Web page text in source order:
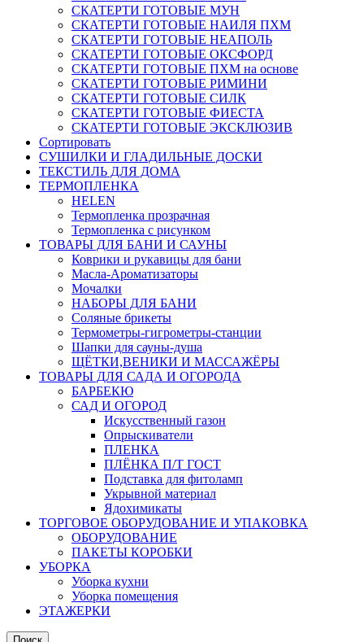
СКАТЕРТИ ГОТОВЫЕ МУН
СКАТЕРТИ ГОТОВЫЕ НАИЛЯ ПХМ
СКАТЕРТИ ГОТОВЫЕ НЕАПОЛЬ
СКАТЕРТИ ГОТОВЫЕ ОКСФОРД
СКАТЕРТИ ГОТОВЫЕ ПХМ на основе
СКАТЕРТИ ГОТОВЫЕ РИМИНИ
СКАТЕРТИ ГОТОВЫЕ СИЛК
СКАТЕРТИ ГОТОВЫЕ ФИЕСТА
СКАТЕРТИ ГОТОВЫЕ ЭКСКЛЮЗИВ
Сортировать
СУШИЛКИ И ГЛАДИЛЬНЫЕ ДОСКИ
ТЕКСТИЛЬ ДЛЯ ДОМА
ТЕРМОПЛЕНКА
HELEN
Термопленка прозрачная
Термопленка с рисунком
ТОВАРЫ ДЛЯ БАНИ И САУНЫ
Коврики и рукавицы для бани
Масла-Aроматизаторы
Мочалки
НАБОРЫ ДЛЯ БАНИ
Соляные брикеты
Термометры-гигрометры-станции
Шапки для сауны-душа
ЩЁТКИ,ВЕНИКИ И МАССАЖЁРЫ
ТОВАРЫ ДЛЯ САДА И ОГОРОДА
БАРБЕКЮ
САД И ОГОРОД
Искусственный газон
Опрыскиватели
ПЛЕНКА
ПЛЁНКА П/Т ГОСТ
Подставка для фитоламп
Укрывной материал
Ядохимикаты
ТОРГОВОЕ ОБОРУДОВАНИЕ И УПАКОВКА
ОБОРУДОВАНИЕ
ПАКЕТЫ КОРОБКИ
УБОРКА
Уборка кухни
Уборка помещения
ЭТАЖЕРКИ